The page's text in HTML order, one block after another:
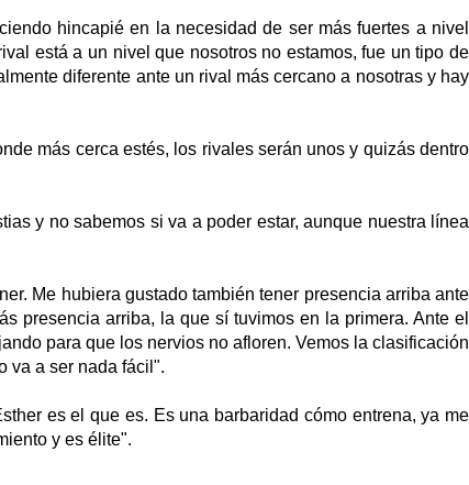
hincapié en la necesidad de ser más fuertes a nivel
está a un nivel que nosotros no estamos, fue un tipo de
diferente ante un rival más cercano a nosotras y hay
más cerca estés, los rivales serán unos y quizás dentro
y no sabemos si va a poder estar, aunque nuestra línea
Me hubiera gustado también tener presencia arriba ante
presencia arriba, la que sí tuvimos en la primera. Ante el
para que los nervios no afloren. Vemos la clasificación
va a ser nada fácil ".
es el que es. Es una barbaridad cómo entrena, ya me
y es élite".